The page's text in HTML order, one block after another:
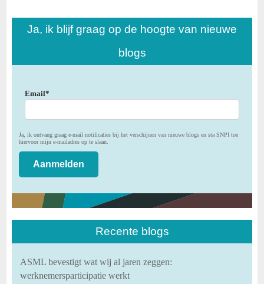
Ja, ik blijf graag op de hoogte van nieuwe
blogs
Email*
Ja, ik ontvang graag e-mail notificaties bij het verschijnen van nieuwe blogs en sta SNPI toe
hiervoor mijn e-mailadres op te slaan.
Recente blogs
ASML bevestigt wat wij al jaren zeggen:
werknemersparticipatie werkt